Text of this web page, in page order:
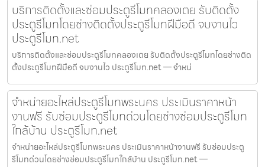
บริการติดตั้งและซ่อมประตูรีโมทคลองเตย รับติดตั้ง
ประตูรีโมทโดยช่างติดตั้งประตูรีโมทฝีมือดี จบงานไว
ประตูรีโมท.net
บริการติดตั้งและซ่อมประตูรีโมทคลองเตย รับติดตั้งประตูรีโมทโดยช่างติด
ตั้งประตูรีโมทฝีมือดี จบงานไว ประตูรีโมท.net — จำหน่
จำหน่ายอะไหล่ประตูรีโมทพระนคร ประเมินราคาหน้า
งานฟรี รับซ่อมประตูรีโมทด่วนโดยช่างซ่อมประตูรีโมท
ใกล้บ้าน ประตูรีโมท.net
จำหน่ายอะไหล่ประตูรีโมทพระนคร ประเมินราคาหน้างานฟรี รับซ่อมประตู
รีโมทด่วนโดยช่างซ่อมประตูรีโมทใกล้บ้าน ประตูรีโมท.net —